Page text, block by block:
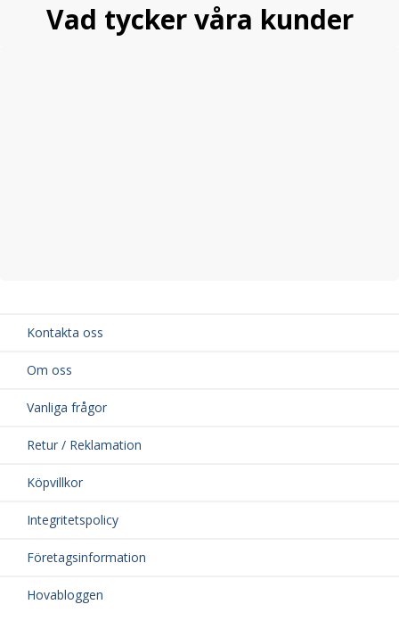
Vad tycker våra kunder
Kontakta oss
Om oss
Vanliga frågor
Retur / Reklamation
Köpvillkor
Integritetspolicy
Företagsinformation
Hovabloggen